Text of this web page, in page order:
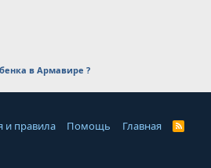
в Армавире ?
и правила Помощь Главная